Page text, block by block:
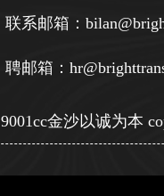
联系邮箱：
聘邮箱：
9001cc金沙以诚为本